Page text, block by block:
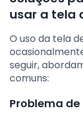
usar a tela
O uso da tela
seguir,
comuns:
Problema